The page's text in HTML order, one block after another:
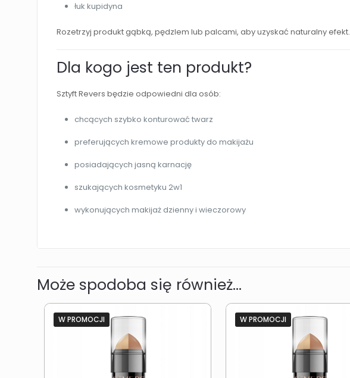
łuk kupidyna
Rozetrzyj produkt gąbką, pędzlem lub palcami, aby uzyskać naturalny efekt.
Dla kogo jest ten produkt?
Sztyft Revers będzie odpowiedni dla osób:
chcących szybko konturować twarz
preferujących kremowe produkty do makijażu
posiadających jasną karnację
szukających kosmetyku 2w1
wykonujących makijaż dzienny i wieczorowy
Może spodoba się również…
W PROMOCJI W PROMOCJI